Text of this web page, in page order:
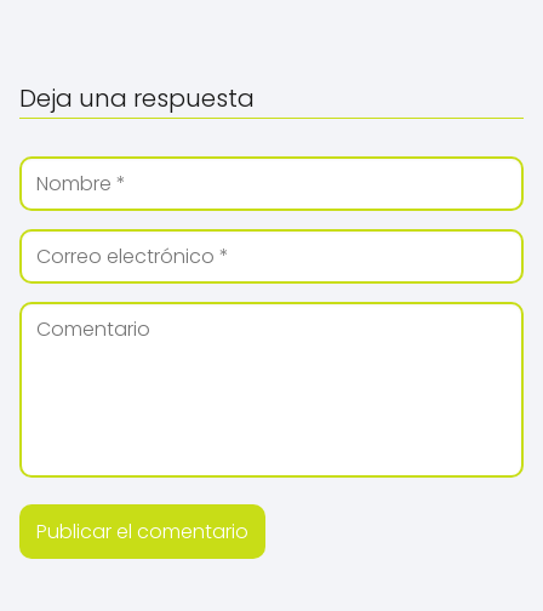
Deja una respuesta